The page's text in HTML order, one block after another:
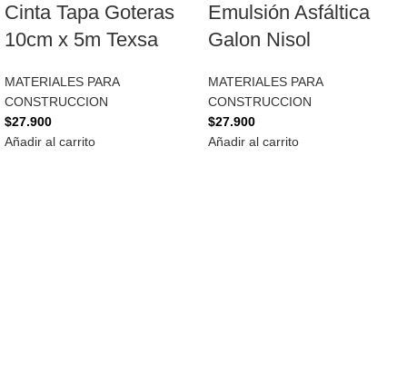
Cinta Tapa Goteras
10cm x 5m Texsa
MATERIALES PARA
CONSTRUCCION
$27.900
Añadir al carrito
Emulsión Asfáltica
Galon Nisol
MATERIALES PARA
CONSTRUCCION
$27.900
Añadir al carrito